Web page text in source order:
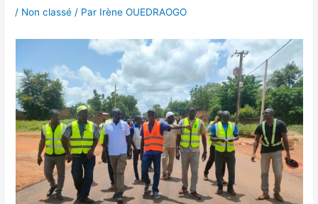
/ Non classé / Par Irène OUEDRAOGO